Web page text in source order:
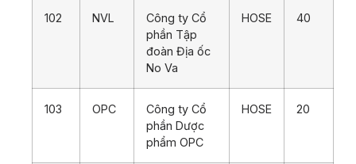
102 NVL
Công ty Cổ
phần Tập
đoàn Địa ốc
No Va
HOSE 40
103 OPC
Công ty Cổ
phần Dược
phẩm OPC
HOSE 20